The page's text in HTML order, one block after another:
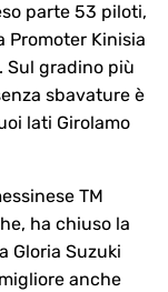
parte 53 piloti,
Promoter Kinisia
Sul gradino più
sbavature è
lati Girolamo
TM
ha chiuso la
Gloria Suzuki
anche